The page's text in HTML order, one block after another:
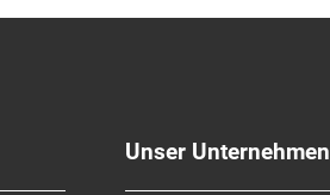
Unser Unternehmen